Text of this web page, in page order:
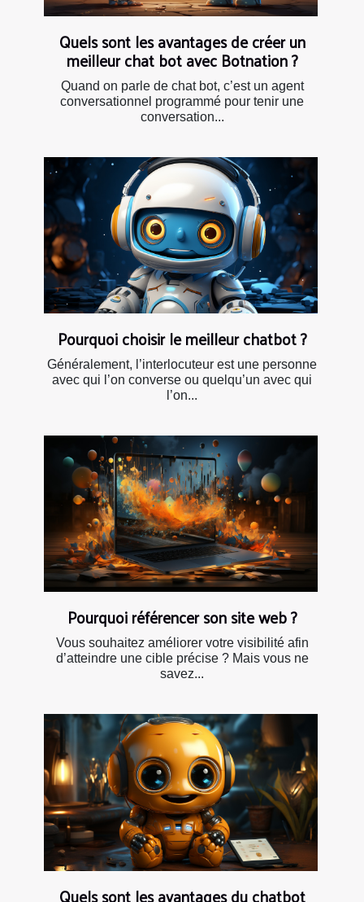
Quels sont les avantages de créer un
meilleur chat bot avec Botnation ?
Quand on parle de chat bot, c’est un agent
conversationnel programmé pour tenir une
conversation...
Pourquoi choisir le meilleur chatbot ?
Généralement, l’interlocuteur est une personne
avec qui l’on converse ou quelqu’un avec qui
l’on...
Pourquoi référencer son site web ?
Vous souhaitez améliorer votre visibilité afin
d’atteindre une cible précise ? Mais vous ne
savez...
Quels sont les avantages du chatbot